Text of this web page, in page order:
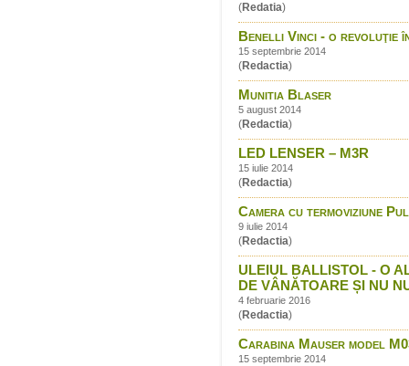
(Redatia)
Benelli Vinci - o revoluţie
15 septembrie 2014
(Redactia)
Munitia Blaser
5 august 2014
(Redactia)
LED LENSER – M3R
15 iulie 2014
(Redactia)
Camera cu termoviziune
9 iulie 2014
(Redactia)
ULEIUL BALLISTOL - O
DE VÂNĂTOARE ȘI NU
4 februarie 2016
(Redactia)
Carabina Mauser model
15 septembrie 2014